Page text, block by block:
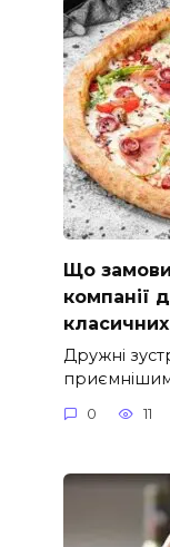
Що
компанії
класичних
Дружні
0 11